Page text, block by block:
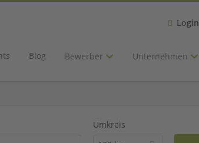
Login
Blog Bewerber Unternehmen
Umkreis